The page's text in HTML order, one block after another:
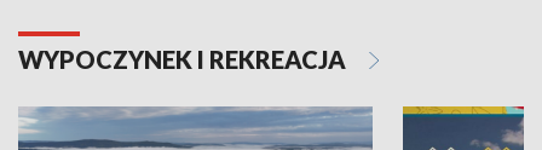
WYPOCZYNEK I REKREACJA